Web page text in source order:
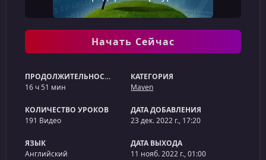
Начать Сейчас
ПРОДОЛЖИТЕЛЬНОСТЬ
16 ч 51 мин
КАТЕГОРИЯ
Maven
КОЛИЧЕСТВО УРОКОВ
191 Видео
ДАТА ДОБАВЛЕНИЯ
23 дек. 2022 г., 17:20
ЯЗЫК
Английский
ДАТА ВЫХОДА
11 нояб. 2022 г., 01:00